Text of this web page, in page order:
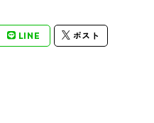
LINE ポスト